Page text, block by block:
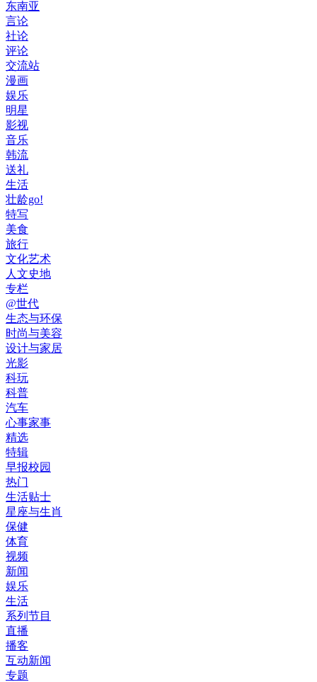
东南亚
言论
社论
评论
交流站
漫画
娱乐
明星
影视
音乐
韩流
送礼
生活
壮龄go!
特写
美食
旅行
文化艺术
人文史地
专栏
@世代
生态与环保
时尚与美容
设计与家居
光影
科玩
科普
汽车
心事家事
精选
特辑
早报校园
热门
生活贴士
星座与生肖
保健
体育
视频
新闻
娱乐
生活
系列节目
直播
播客
互动新闻
专题